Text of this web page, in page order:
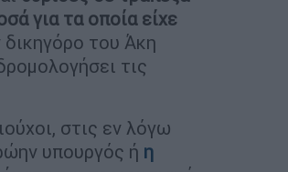
για τα οποία είχε
του Άκη
τις
στις εν λόγω
υπουργός ή η